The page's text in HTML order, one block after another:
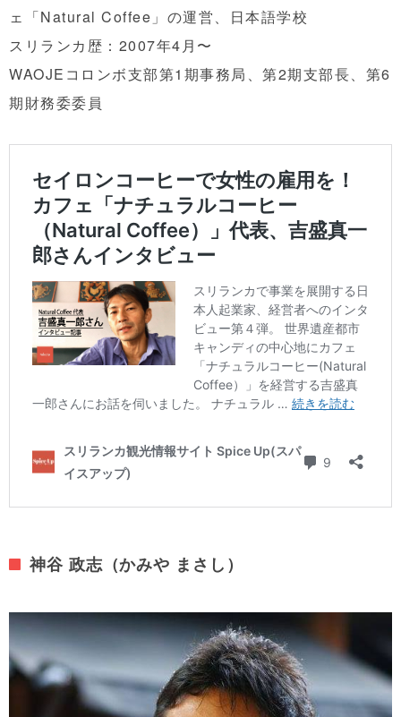
ェ「Natural Coffee」の運営、日本語学校
スリランカ歴：2007年4月〜
WAOJEコロンボ支部第1期事務局、第2期支部長、第6
期財務委委員
神谷 政志（かみや まさし）